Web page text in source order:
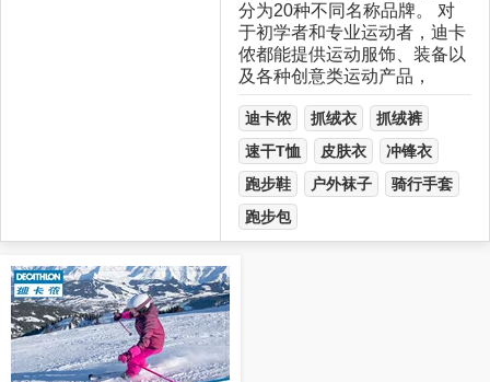
分为20种不同名称品牌。 对
于初学者和专业运动者，迪卡
侬都能提供运动服饰、装备以
及各种创意类运动产品，
迪卡侬 抓绒衣
抓绒裤
速干T恤
皮肤衣
冲锋衣
跑步鞋
户外袜子
骑行手套
跑步包